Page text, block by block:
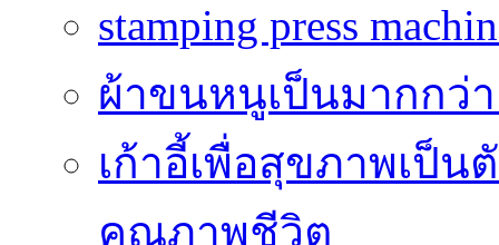
stamping press
ผ้าขนหนูเป็นมากกว่
เก้าอี้เพื่อสุขภาพเป็น
คุณภาพชีวิต